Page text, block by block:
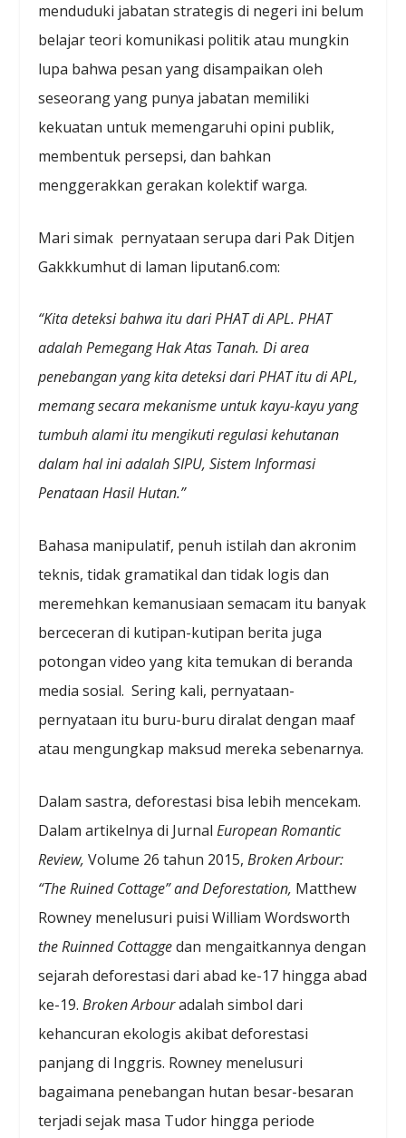
menduduki jabatan strategis di negeri ini belum
belajar teori komunikasi politik atau mungkin
lupa bahwa pesan yang disampaikan oleh
seseorang yang punya jabatan memiliki
kekuatan untuk memengaruhi opini publik,
membentuk persepsi, dan bahkan
menggerakkan gerakan kolektif warga.
Mari simak pernyataan serupa dari Pak Ditjen
Gakkkumhut di laman liputan6.com:
“Kita deteksi bahwa itu dari PHAT di APL. PHAT
adalah Pemegang Hak Atas Tanah. Di area
penebangan yang kita deteksi dari PHAT itu di APL,
memang secara mekanisme untuk kayu-kayu yang
tumbuh alami itu mengikuti regulasi kehutanan
dalam hal ini adalah SIPU, Sistem Informasi
Penataan Hasil Hutan.”
Bahasa manipulatif, penuh istilah dan akronim
teknis, tidak gramatikal dan tidak logis dan
meremehkan kemanusiaan semacam itu banyak
berceceran di kutipan-kutipan berita juga
potongan video yang kita temukan di beranda
media sosial. Sering kali, pernyataan-
pernyataan itu buru-buru diralat dengan maaf
atau mengungkap maksud mereka sebenarnya.
Dalam sastra, deforestasi bisa lebih mencekam.
Dalam artikelnya di JurnalEuropean Romantic
Review,Volume 26 tahun 2015,Broken Arbour:
“The Ruined Cottage” and Deforestation, Matthew
Rowney menelusuri puisi William Wordsworth
the Ruinned Cottaggedan mengaitkannya dengan
sejarah deforestasi dari abad ke-17 hingga abad
ke-19.Broken Arbouradalah simbol dari
kehancuran ekologis akibat deforestasi
panjang di Inggris. Rowney menelusuri
bagaimana penebangan hutan besar-besaran
terjadi sejak masa Tudor hingga periode